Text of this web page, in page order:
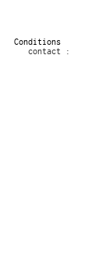
Conditions
contact :